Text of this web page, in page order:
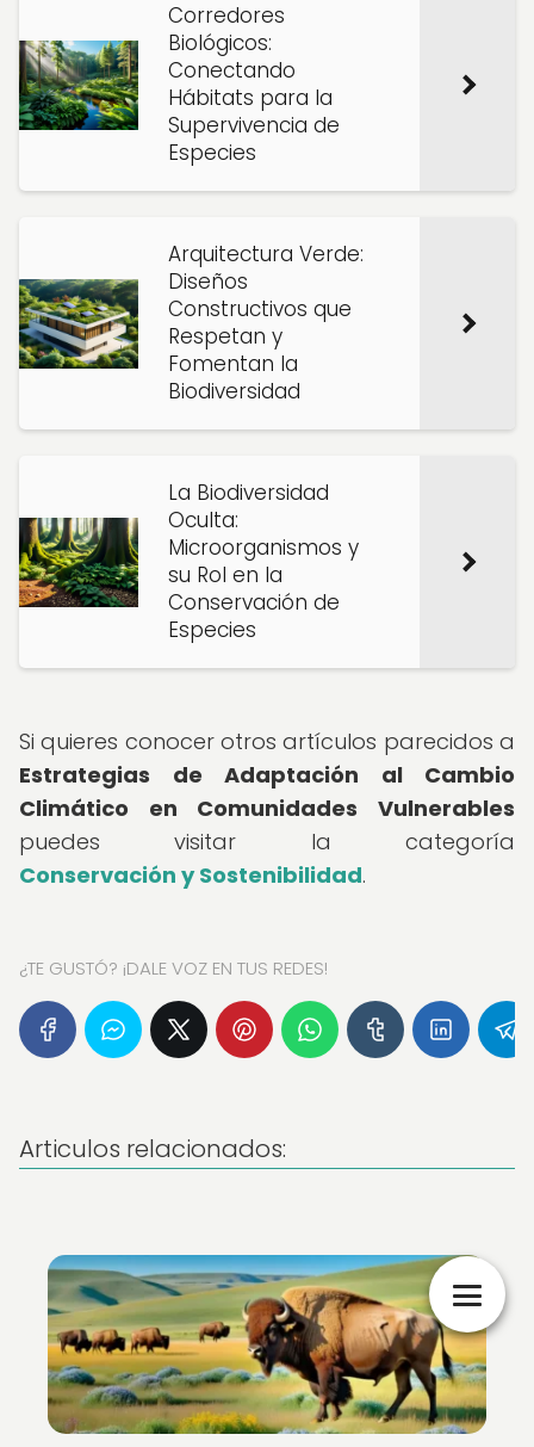
Corredores
Biológicos:
Conectando
Hábitats para la
Supervivencia de
Especies
Arquitectura Verde:
Diseños
Constructivos que
Respetan y
Fomentan la
Biodiversidad
La Biodiversidad
Oculta:
Microorganismos y
su Rol en la
Conservación de
Especies
Si quieres conocer otros artículos parecidos a
Estrategias de Adaptación al Cambio
Climático en Comunidades Vulnerables
puedes visitar la categoría
Conservación y Sostenibilidad.
¿TE GUSTÓ? ¡DALE VOZ EN TUS REDES!
Articulos relacionados: